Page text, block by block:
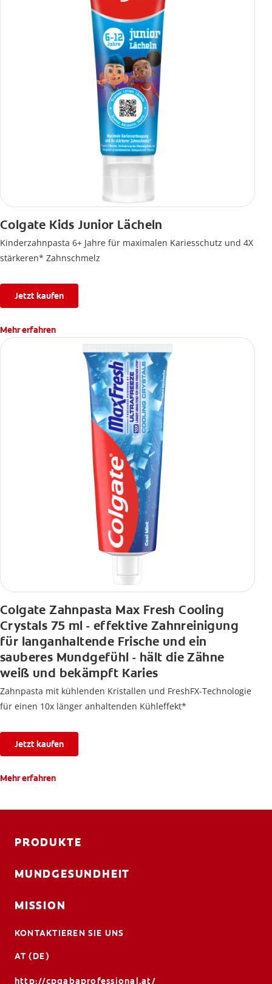
Colgate Kids Junior Lächeln
Kinderzahnpasta 6+ Jahre für maximalen Kariesschutz und 4X
stärkeren* Zahnschmelz
Jetzt kaufen
Mehr erfahren
Colgate Zahnpasta Max Fresh Cooling
Crystals 75 ml - effektive Zahnreinigung
für langanhaltende Frische und ein
sauberes Mundgefühl - hält die Zähne
weiß und bekämpft Karies
Zahnpasta mit kühlenden Kristallen und FreshFX-Technologie
für einen 10x länger anhaltenden Kühleffekt*
Jetzt kaufen
Mehr erfahren
PRODUKTE
MUNDGESUNDHEIT
MISSION
KONTAKTIEREN SIE UNS
AT (DE)
http://cpgabaprofessional.at/